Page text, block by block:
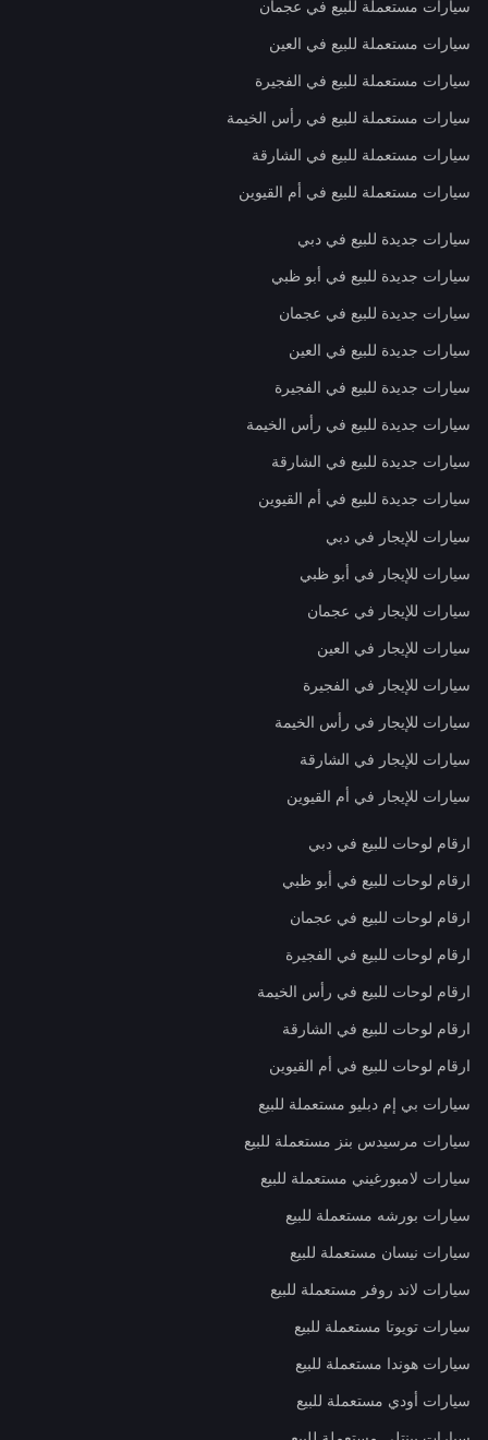
سيارات مستعملة للبيع في عجمان
سيارات مستعملة للبيع في العين
سيارات مستعملة للبيع في الفجيرة
سيارات مستعملة للبيع في رأس الخيمة
سيارات مستعملة للبيع في الشارقة
سيارات مستعملة للبيع في أم القيوين
سيارات جديدة للبيع في دبي
سيارات جديدة للبيع في أبو ظبي
سيارات جديدة للبيع في عجمان
سيارات جديدة للبيع في العين
سيارات جديدة للبيع في الفجيرة
سيارات جديدة للبيع في رأس الخيمة
سيارات جديدة للبيع في الشارقة
سيارات جديدة للبيع في أم القيوين
سيارات للإيجار في دبي
سيارات للإيجار في أبو ظبي
سيارات للإيجار في عجمان
سيارات للإيجار في العين
سيارات للإيجار في الفجيرة
سيارات للإيجار في رأس الخيمة
سيارات للإيجار في الشارقة
سيارات للإيجار في أم القيوين
ارقام لوحات للبيع في دبي
ارقام لوحات للبيع في أبو ظبي
ارقام لوحات للبيع في عجمان
ارقام لوحات للبيع في الفجيرة
ارقام لوحات للبيع في رأس الخيمة
ارقام لوحات للبيع في الشارقة
ارقام لوحات للبيع في أم القيوين
سيارات بي إم دبليو مستعملة للبيع
سيارات مرسيدس بنز مستعملة للبيع
سيارات لامبورغيني مستعملة للبيع
سيارات بورشه مستعملة للبيع
سيارات نيسان مستعملة للبيع
سيارات لاند روفر مستعملة للبيع
سيارات تويوتا مستعملة للبيع
سيارات هوندا مستعملة للبيع
سيارات أودي مستعملة للبيع